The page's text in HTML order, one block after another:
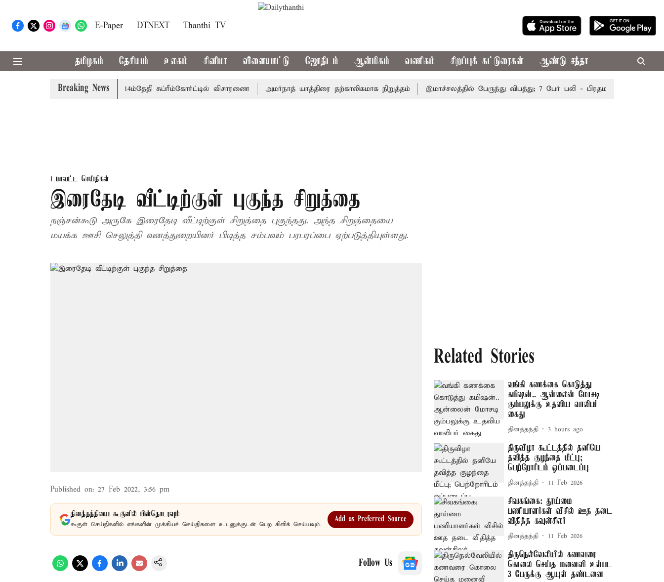
E-Paper DTNEXT Thanthi TV
தமிழகம் தேசியம் உலகம் சினிமா விளையாட்டு ஜோதிடம் ஆன்மிகம் வணிகம் சிறப்புக் கட்டுரைகள் ஆண்டு சந்தா
Breaking News
அரசுப்பணி வழக்கு; வரும் 14ம்தேதி சுப்ரீம்கோர்ட்டில் விசாரணை அமர்நாத் யாத்திரை தற்காலிகமாக நிறுத்தம் இமாச்சலத்தில் பேருந்து விபத்து; 7 பேர் பலி - பிரதமர் மோடி இரங்கல்
மாவட்ட செய்திகள்
இரைதேடி வீட்டிற்குள் புகுந்த சிறுத்தை
நஞ்சன்கூடு அருகே இரைதேடி வீட்டிற்குள் சிறுத்தை புகுந்தது. அந்த சிறுத்தையை
மயக்க ஊசி செலுத்தி வனத்துறையினர் பிடித்த சம்பவம் பரபரப்பை ஏற்படுத்தியுள்ளது.
Published on: 27 Feb 2022, 3:56 pm
தினத்தந்தியை கூகுளில் பின்தொடரவும்
கூகுள் செய்திகளில் எங்களின் முக்கியச் செய்திகளை உடனுக்குடன் பெற கிளிக் செய்யவும்.
Add as Preferred Source
Follow Us
Related Stories
வங்கி கணக்கை கொடுத்து
கமிஷன்.. ஆன்லைன் மோசடி
கும்பலுக்கு உதவிய வாலிபர்
கைது
தினத்தந்தி 3 hours ago
திருவிழா கூட்டத்தில் தனியே
தவித்த குழந்தை மீட்பு;
பெற்றோரிடம் ஒப்படைப்பு
தினத்தந்தி 11 Feb 2026
சிவகங்கை: தூய்மை
பணியாளர்கள் விசில் ஊத தடை
விதித்த கவுன்சிலர்
தினத்தந்தி 11 Feb 2026
திருநெல்வேலியில் கணவரை
கொலை செய்த மனைவி உள்பட
3 பேருக்கு ஆயுள் தண்டனை